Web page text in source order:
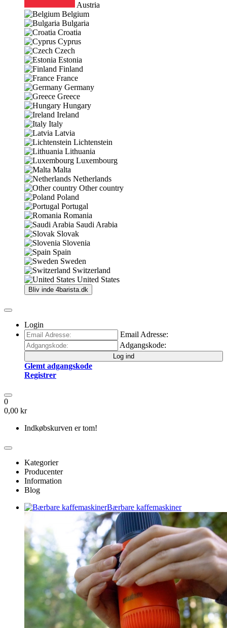
Austria
Belgium
Bulgaria
Croatia
Cyprus
Czech
Estonia
Finland
France
Germany
Greece
Hungary
Ireland
Italy
Latvia
Lichtenstein
Lithuania
Luxembourg
Malta
Netherlands
Other country
Poland
Portugal
Romania
Saudi Arabia
Slovak
Slovenia
Spain
Sweden
Switzerland
United States
Bliv inde 4barista.dk
Login
Email Adresse:
Adgangskode:
Log ind
Glemt adgangskode
Registrer
0
0,00 kr
Indkøbskurven er tom!
Kategorier
Producenter
Information
Blog
Bærbare kaffemaskiner